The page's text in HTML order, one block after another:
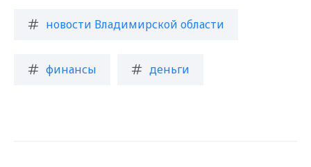
новости Владимирской области
финансы деньги